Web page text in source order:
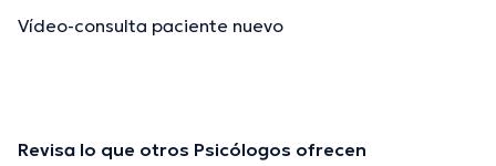
Vídeo-consulta paciente nuevo
Revisa lo que otros Psicólogos ofrecen